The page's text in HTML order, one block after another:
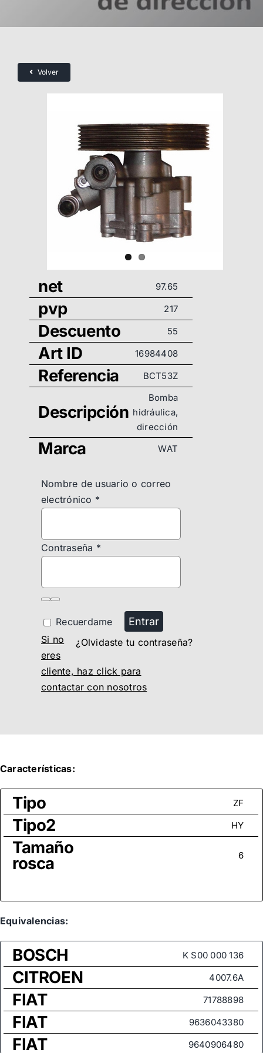
Volver
net 97.65
pvp 217
Descuento 55
Art ID 16984408
Referencia BCT53Z
Descripción
Bomba
hidráulica,
dirección
Marca WAT
Nombre de usuario o correo
electrónico *
Contraseña *
Recuerdame Entrar
¿Olvidaste tu contraseña?
Si no
eres
cliente, haz click para
contactar con nosotros
Características:
Tipo ZF
Tipo2 HY
Tamaño
rosca 6
Equivalencias:
BOSCH K S00 000 136
CITROEN 4007.6A
FIAT 71788898
FIAT 9636043380
FIAT 9640906480